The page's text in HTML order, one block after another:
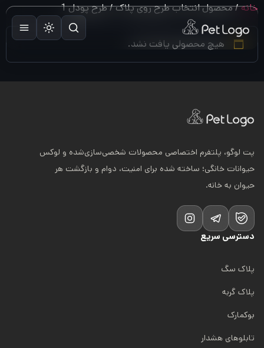
پرش
محتوا
خانه/ محصول انتخاب طرح روی پلاک / طرح پودل 1
هیچ محصولی یافت نشد.
پت لوگو، پلتفرم اختصاصی محصولات شخصی‌سازی‌شده و لوکس
حیوانات خانگی؛ ساخته شده برای امنیت، دوام و بازگشت هر
حیوان به خانه.
دسترسی سریع
پلاک سگ
پلاک گربه
بوکمارک
تابلوهای هشدار